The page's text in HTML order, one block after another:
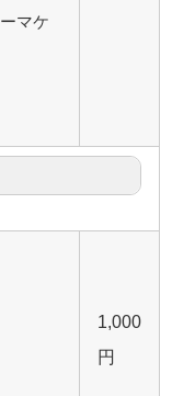
マケ
1,000
円